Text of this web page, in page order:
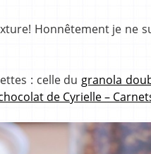
Honnêtement je ne
: celle du granola
de Cyrielle –